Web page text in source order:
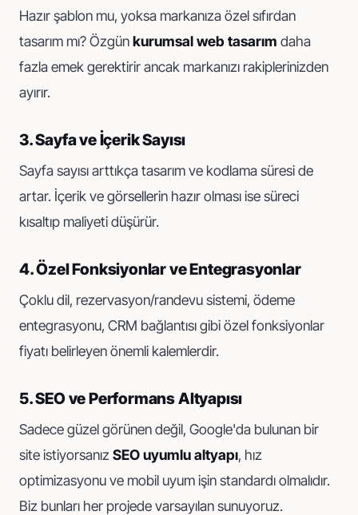
Hazır şablon mu, yoksa markanıza özel sıfırdan
tasarım mı? Özgünkurumsal web tasarım daha
fazla emek gerektirir ancak markanızı rakiplerinizden
ayırır.
3. Sayfa ve İçerik Sayısı
Sayfa sayısı arttıkça tasarım ve kodlama süresi de
artar. İçerik ve görsellerin hazır olması ise süreci
kısaltıp maliyeti düşürür.
4. Özel Fonksiyonlar ve Entegrasyonlar
Çoklu dil, rezervasyon/randevu sistemi, ödeme
entegrasyonu, CRM bağlantısı gibi özel fonksiyonlar
fiyatı belirleyen önemli kalemlerdir.
5. SEO ve Performans Altyapısı
Sadece güzel görünen değil, Google'da bulunan bir
site istiyorsanız SEO uyumlu altyapı, hız
optimizasyonu ve mobil uyum işin standardı olmalıdır.
Biz bunları her projede varsayılan sunuyoruz.